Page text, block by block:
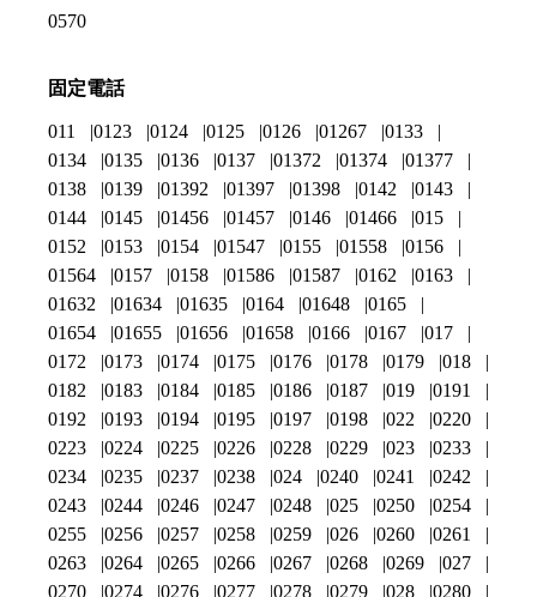
0570
固定電話
011 0123 0124 0125 0126 01267
0133
0134
0135 0136 0137 01372 01374
01377
0138
0139 01392 01397 01398 0142
0143
0144
0145 01456 01457 0146 01466
015
0152
0153 0154 01547 0155 01558
0156
01564
0157 0158 01586 01587 0162
0163
01632
01634 01635 0164 01648
0165
01654
01655 01656 01658 0166 0167
017
0172
0173 0174 0175 0176 0178 0179
018
0182
0183 0184 0185 0186 0187 019
0191
0192
0193 0194 0195 0197 0198 022
0220
0223
0224 0225 0226 0228 0229 023
0233
0234
0235 0237 0238 024 0240 0241
0242
0243
0244 0246 0247 0248 025 0250
0254
0255
0256 0257 0258 0259 026 0260
0261
0263
0264 0265 0266 0267 0268 0269
027
0270
0274 0276 0277 0278 0279 028 0280